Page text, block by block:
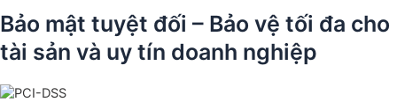
Bảo mật tuyệt đối – Bảo vệ tối đa cho
tài sản và uy tín doanh nghiệp